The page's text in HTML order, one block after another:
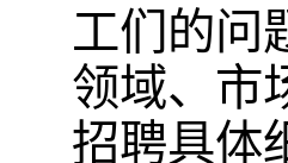
工们的问
领域、市
招聘具体